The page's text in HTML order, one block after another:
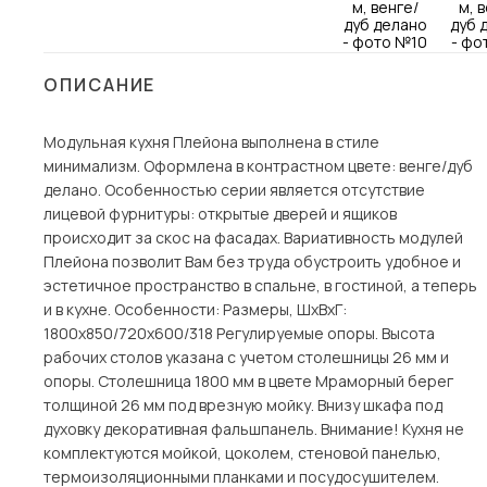
Комоды и тумбы
Вешалки и обувницы
Гарнитуры
ОПИСАНИЕ
Модульная кухня Плейона выполнена в стиле
минимализм. Оформлена в контрастном цвете: венге/дуб
делано. Особенностью серии является отсутствие
лицевой фурнитуры: открытые дверей и ящиков
происходит за скос на фасадах. Вариативность модулей
Плейона позволит Вам без труда обустроить удобное и
эстетичное пространство в спальне, в гостиной, а теперь
и в кухне. Особенности: Размеры, ШхВхГ:
1800х850/720х600/318 Регулируемые опоры. Высота
рабочих столов указана с учетом столешницы 26 мм и
опоры. Столешница 1800 мм в цвете Мраморный берег
толщиной 26 мм под врезную мойку. Внизу шкафа под
духовку декоративная фальшпанель. Внимание! Кухня не
комплектуются мойкой, цоколем, стеновой панелью,
термоизоляционными планками и посудосушителем.